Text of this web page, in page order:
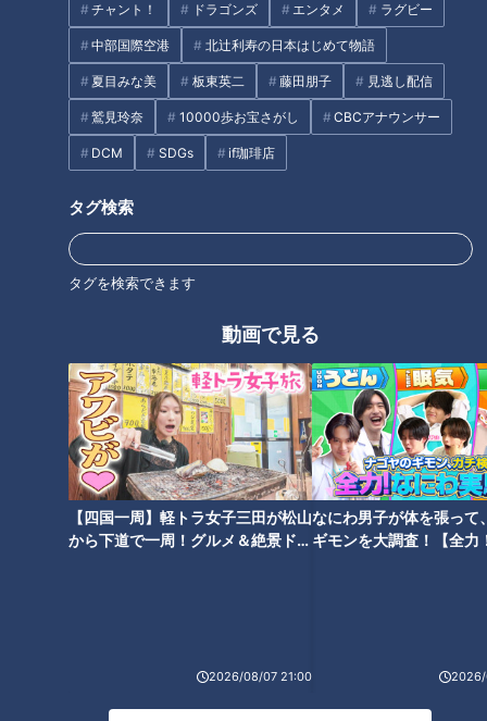
チャント！ ドラゴンズ エンタメ ラグビー
中部国際空港 北辻利寿の日本はじめて物語
夏目みな美 板東英二 藤田朋子 見逃し配信
鷲見玲奈 10000歩お宝さがし CBCアナウンサー
DCM SDGs if珈琲店
タグ検索
タグを検索できます
動画で見る
【四国一周】軽トラ女子三田が松山
から下道で一周！グルメ＆絶景ドラ
2026/08/07 21:00
なにわ男子が体を張って
ギモンを大調査！【全力
2026/
オススメ関連コンテンツ
近藤サトも絶賛！使い心地抜
群！天然素材の温もり「いちょ
うの木のまな板」
ズ」
近藤サトもぽかぽか！冬の足元
を守る「あったかソックス」
近藤サトも懐かしむ！地域で愛
されるご飯のお供「茶づけみ
そ」
から作られた「コットンスポン